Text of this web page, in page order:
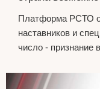
Платформа РСТО
наставников и
число - признание